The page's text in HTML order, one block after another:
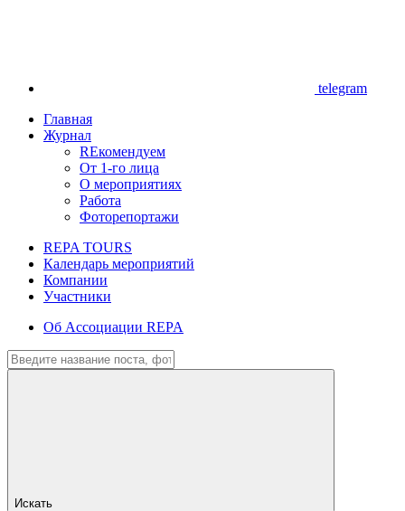
telegram
Главная
Журнал
REкомендуем
От 1-го лица
О мероприятиях
Работа
Фоторепортажи
REPA TOURS
Календарь мероприятий
Компании
Участники
Об Ассоциации REPA
Искать